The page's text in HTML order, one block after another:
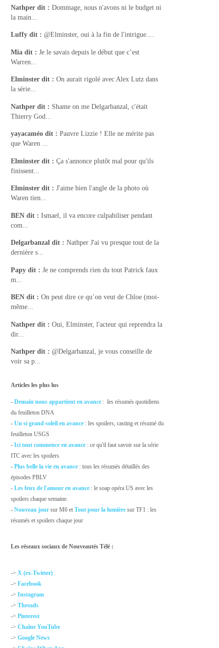
Nathper dit : Dommage, nous n'avons ni le budget ni
la main...
Luffy dit : @Elminster, oui à la fin de l'intrigue....
Mia dit : Je le savais depuis le début que c’est
Warren...
Elminster dit : On aurait rigolé avec Alex Lutz dans
la série...
Nathper dit : Shame on me Delgarbanzal, c'était
Thierry God...
yayacaméo dit : Pauvre Lizzie ! Elle ne mérite pas
que Waren ...
Elminster dit : Ça s'annonce plutôt mal pour qu'ils
finissent...
Elminster dit : J'aime bien l'angle de la photo où
Waren tien...
BEN dit : Ismael, il va encore culpabiliser pendant
com...
Delgarbanzal dit : Nathper J'ai vu presque tout de la
dernière s...
Papy dit : Je ne comprends rien du tout Patrick faux
m...
BEN dit : On peut dire ce qu’on veut de Chloe (moi-
même...
Nathper dit : Oui, Elminster, l'acteur qui reprendra la
dir...
Nathper dit : @Delgarbanzal, je vous conseille de
voir sa p...
Articles les plus lus
-Demain nous appartient en avance : les résumés quotidiens
du feuilleton DNA
-Un si grand soleil en avance : les spoilers, casting et résumé du
feuilleton USGS
-Ici tout commence en avance : ce qu'il faut savoir sur la série
ITC avec les spoilers
- Plus belle la vie en avance : tous les résumés détaillés des
épisodes PBLV
-Les feux de l'amour en avance : le soap opéra US avec les
spoilers chaque semaine.
-Nouveau jour sur M6 etTout pour la lumière sur TF1 : les
résumés et spoilers chaque jour
Les réseaux sociaux de Nouveautés Télé :
->X (ex-Twitter)
->Facebook
->Instagram
->Threads
->Pinterest
->Chaîne YouTube
->Google News